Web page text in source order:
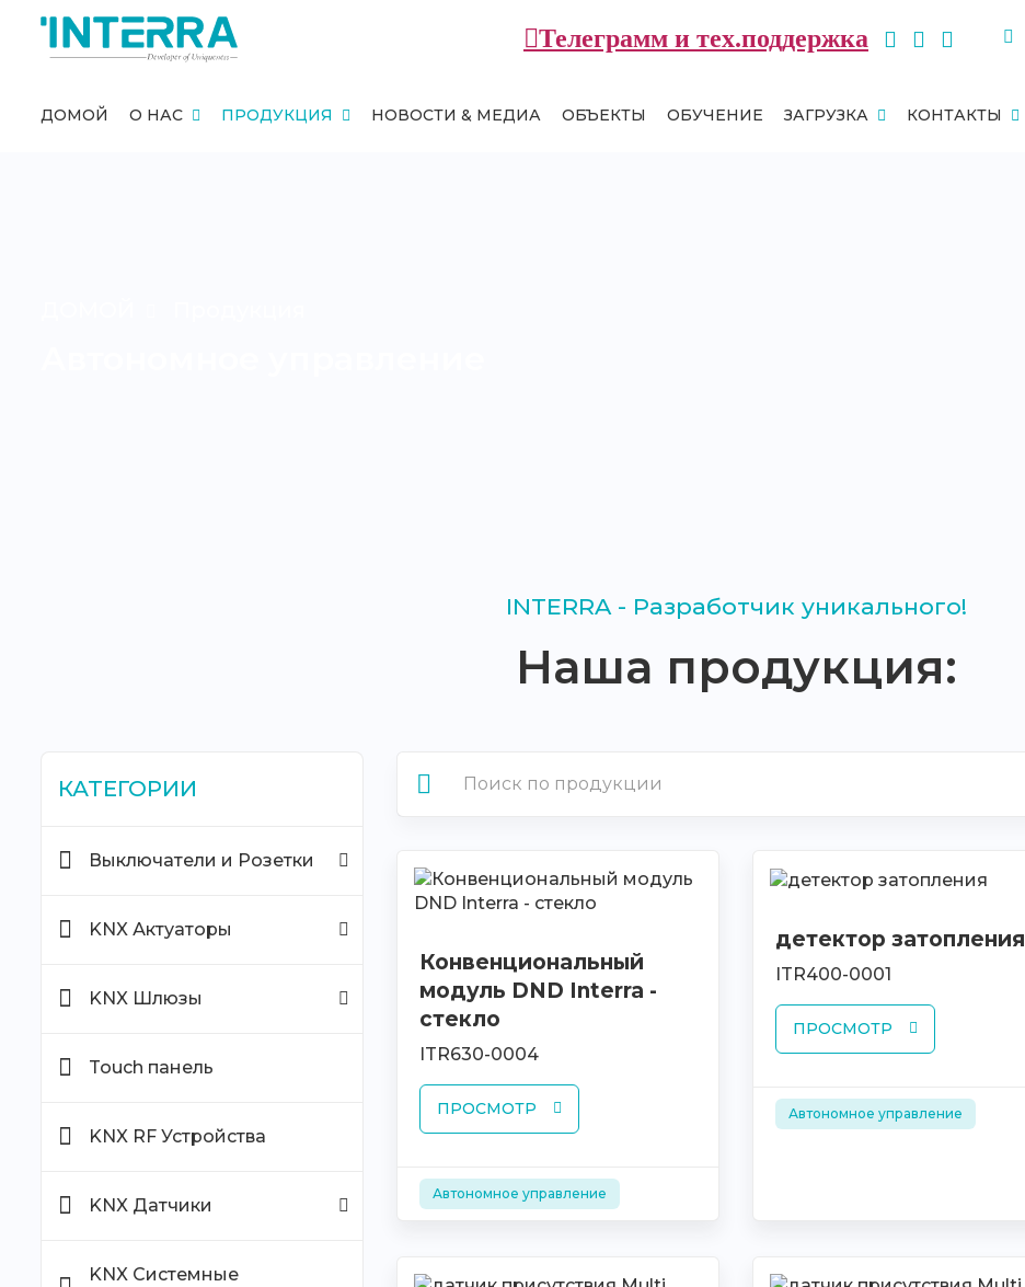
Телеграмм и тех.поддержка
ДОМОЙ О НАС ПРОДУКЦИЯ НОВОСТИ & МЕДИА ОБЪЕКТЫ ОБУЧЕНИЕ ЗАГРУЗКА КОНТАКТЫ
INTERRA - Разработчик уникального!
Наша продукция:
КАТЕГОРИИ
Выключатели и Розетки
KNX Актуаторы
KNX Шлюзы
Touch панель
KNX RF Устройства
KNX Датчики
KNX Системные
Конвенциональный
модуль DND Interra -
стекло
ITR630-0004
ПРОСМОТР
Автономное управление
детектор затопления
ITR400-0001
ПРОСМОТР
Автономное управление